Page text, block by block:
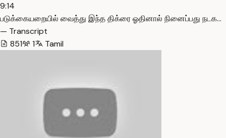
9:14
படுக்கையறையில் வைத்து இந்த திக்ரை ஓதினால் நினைப்பது நடக…
— Transcript
851
1 Tamil